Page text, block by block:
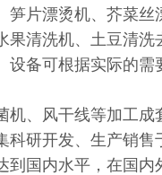
片漂烫机、芥菜
清洗机、土豆清
备可根据实际的
、风干线等加工
研开发、生产销
国内水平，在国内